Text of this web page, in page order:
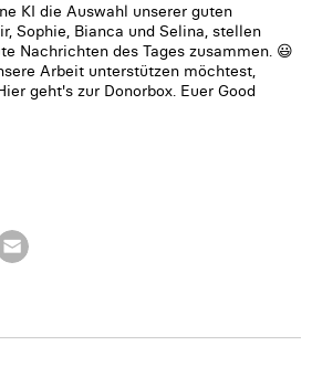
KI die Auswahl unserer guten
Sophie, Bianca und Selina, stellen
Nachrichten des Tages zusammen. 😃
Arbeit unterstützen möchtest,
geht's zur Donorbox. Euer Good